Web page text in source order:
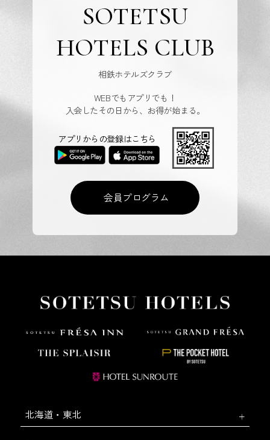
SOTETSU
HOTELS CLUB
相鉄ホテルズクラブ
WEBでもアプリでも！
入会したその日から、お得が始まる。
会員プログラム
アプリからの登録はこちら
北海道・東北